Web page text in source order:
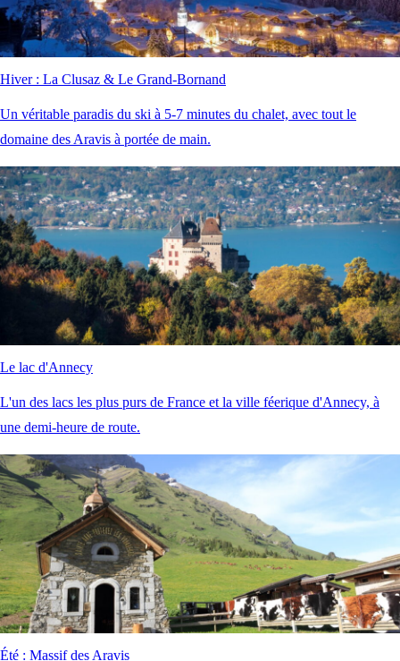
Hiver : La Clusaz & Le Grand-Bornand
Un véritable paradis du ski à 5-7 minutes du chalet, avec tout le
domaine des Aravis à portée de main.
Le lac d'Annecy
L'un des lacs les plus purs de France et la ville féerique d'Annecy, à
une demi-heure de route.
Été : Massif des Aravis